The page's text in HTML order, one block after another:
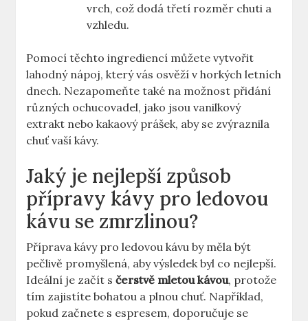
vrch, což dodá třetí rozměr chuti a
vzhledu.
Pomocí těchto ingrediencí můžete vytvořit
lahodný nápoj, který vás osvěží v horkých letních
dnech. Nezapomeňte také na možnost přidání
různých ochucovadel, jako jsou vanilkový
extrakt nebo kakaový prášek, aby se zvýraznila
chuť vaší kávy.
Jaký je nejlepší způsob
přípravy kávy ​pro ledovou
kávu ‍se zmrzlinou?
Příprava kávy pro ⁤ledovou ‌kávu by ⁢měla⁢ být⁤
pečlivě promyšlená, aby výsledek byl co nejlepší.
⁢Ideální⁢ je začít sčerstvě mletou kávou, protože
tím zajistíte bohatou ⁢a plnou​ chuť. Například,
pokud začnete s espresem, doporučuje se